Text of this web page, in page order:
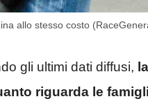
allo stesso costo
gli ultimi dati diffusi,
riguarda le